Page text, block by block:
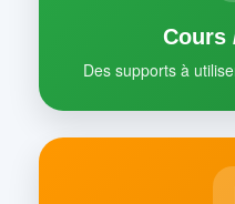
Cours
Des supports à